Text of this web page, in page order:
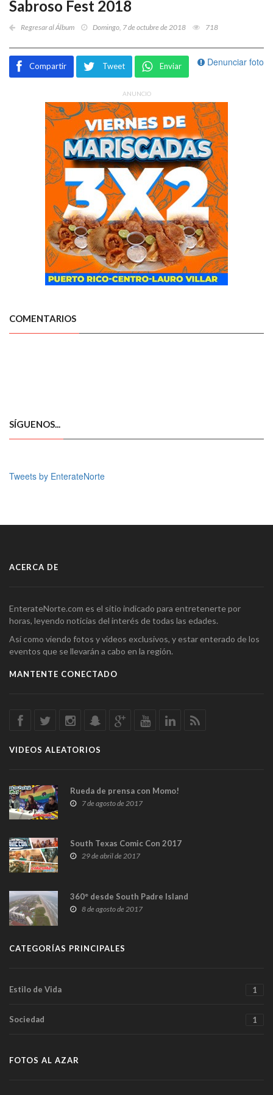
Sabroso Fest 2018
Regresar al Álbum Domingo, 7 de octubre de 2018 718
Denunciar foto
Compartir Tweet Enviar
ANUNCIO
COMENTARIOS
SÍGUENOS...
Tweets by EnterateNorte
ACERCA DE
EnterateNorte.com es el sitio indicado para entretenerte por
horas, leyendo noticias del interés de todas las edades.
Así como viendo fotos y videos exclusivos, y estar enterado de los
eventos que se llevarán a cabo en la región.
MANTENTE CONECTADO
VIDEOS ALEATORIOS
Rueda de prensa con Momo!
7 de agosto de 2017
South Texas Comic Con 2017
29 de abril de 2017
360° desde South Padre Island
8 de agosto de 2017
CATEGORÍAS PRINCIPALES
Estilo de Vida 1
Sociedad 1
FOTOS AL AZAR